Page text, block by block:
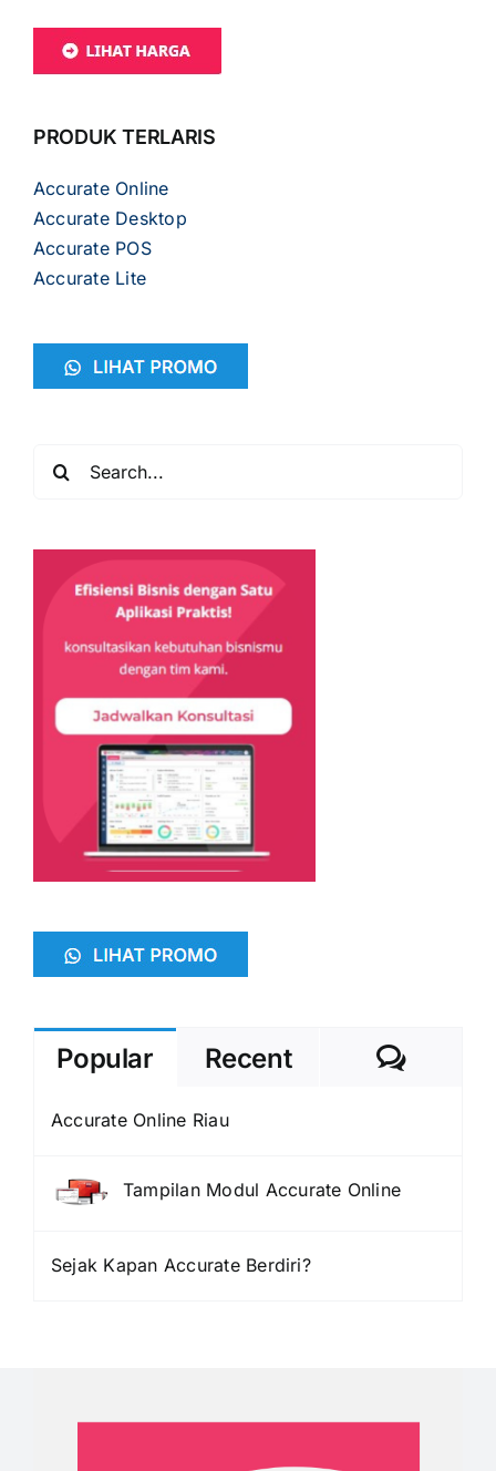
Popular Recent
Accurate Online Riau
Tampilan Modul Accurate Online
Sejak Kapan Accurate Berdiri?
PRODUK TERLARIS
Accurate Online
Accurate Desktop
Accurate POS
Accurate Lite